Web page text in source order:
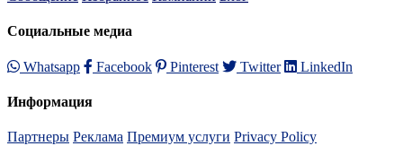
Социальные медиа
Whatsapp Facebook Pinterest Twitter LinkedIn
Информация
Партнеры Реклама Премиум услуги Privacy Policy